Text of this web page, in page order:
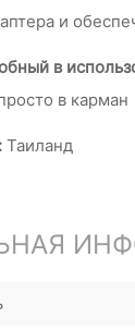
и
в
в карман
Таиланд